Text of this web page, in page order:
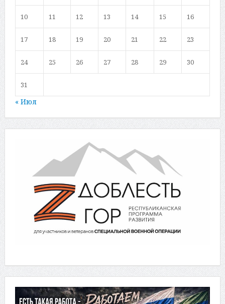
10 11 12 13 14 15 16
17 18 19 20 21 22 23
24 25 26 27 28 29 30
31
« Июл